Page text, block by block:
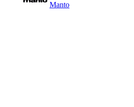
Manto